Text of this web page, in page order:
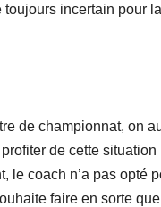
incertain pour
de championnat, on
de cette
le coach n’a pas opté
faire en sorte